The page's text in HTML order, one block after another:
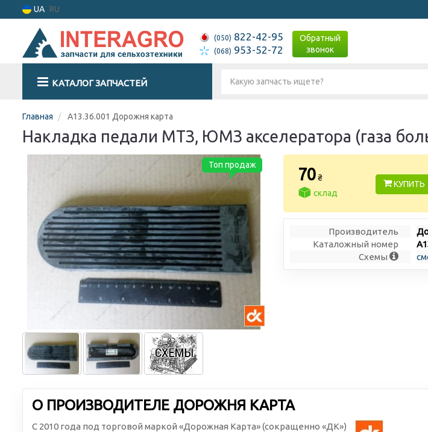
UA RU
(050) 822-42-95
(068) 953-52-72
Обратный
звонок
КАТАЛОГ ЗАПЧАСТЕЙ
Главная А13.36.001 Дорожня карта
Накладка педали МТЗ, ЮМЗ акселератора (газа
Топ продаж
70 ₴
склад
КУПИТЬ
Производитель
Каталожный номер
Схемы
О ПРОИЗВОДИТЕЛЕ ДОРОЖНЯ КАРТА
С 2010 года под торговой маркой «Дорожная Карта» (сокращенно «ДК»)